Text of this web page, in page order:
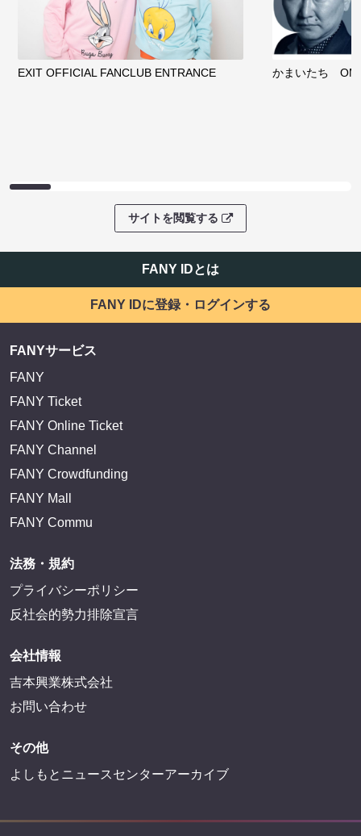
EXIT OFFICIAL FANCLUB ENTRANCE かまいたち
サイトを閲覧する
FANY IDとは
FANY IDに登録・ログインする
FANYサービス
FANY
FANY Ticket
FANY Online Ticket
FANY Channel
FANY Crowdfunding
FANY Mall
FANY Commu
法務・規約
プライバシーポリシー
反社会的勢力排除宣言
会社情報
吉本興業株式会社
お問い合わせ
その他
よしもとニュースセンターアーカイブ